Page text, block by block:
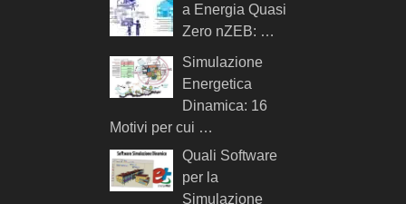
a Energia Quasi
Zero nZEB: …
Simulazione
Energetica
Dinamica: 16
Motivi per cui …
Quali Software
per la
Simulazione